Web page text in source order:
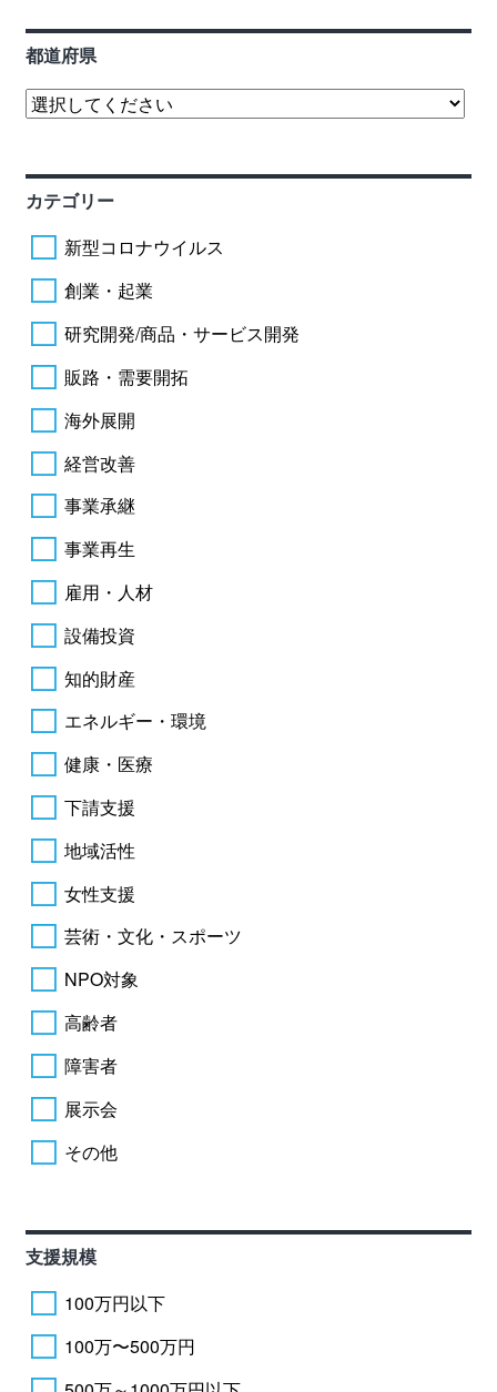
都道府県
カテゴリー
新型コロナウイルス
創業・起業
研究開発/商品・サービス開発
販路・需要開拓
海外展開
経営改善
事業承継
事業再生
雇用・人材
設備投資
知的財産
エネルギー・環境
健康・医療
下請支援
地域活性
女性支援
芸術・文化・スポーツ
NPO対象
高齢者
障害者
展示会
その他
支援規模
100万円以下
100万〜500万円